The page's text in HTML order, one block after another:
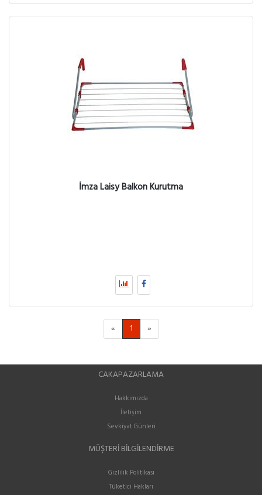
İmza Laisy Balkon Kurutma
« 1 »
CAKAPAZARLAMA
Hakkımızda
İletişim
Sevkiyat Günleri
MÜŞTERI BILGILENDIRME
Gizlilik Politikası
Tüketici Hakları